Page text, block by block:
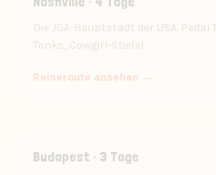
Die JGA-Hauptstadt der USA. Pedal
Tonks, Cowgirl-Stiefel.
Reiseroute ansehen →
Budapest · 3 Tage